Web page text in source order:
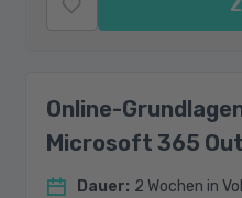
Online-
Microsoft 365
Dauer: 2 Wochen in